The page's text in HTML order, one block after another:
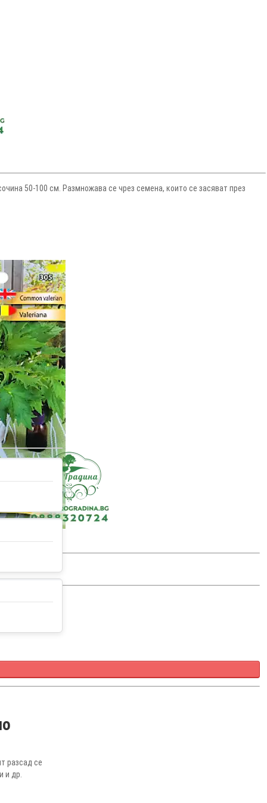
50-100 см. Размножава се чрез семена, които се засяват през
разсад се
и др.